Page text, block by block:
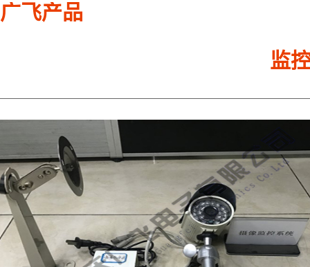
广飞产品
监